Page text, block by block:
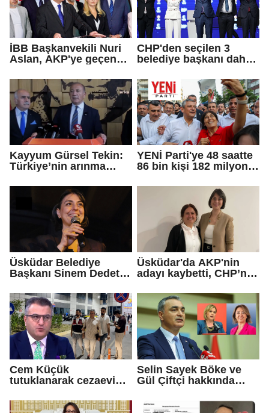
İBB Başkanvekili Nuri
Aslan, AKP'ye geçen
iddialarına yanıt verdi
CHP'den seçilen 3
belediye başkanı daha
Kayyum Gürsel Tekin:
Türkiye’nin arınma
geldiniz...
YENİ Parti'ye 48 saatte
86 bin kişi 182 milyon
Üsküdar Belediye
Başkanı Sinem Dedetaş
Üsküdar'da AKP'nin
adayı kaybetti, CHP’nin
Çetinkaya Başkan
Vekili seçildi
Cem Küçük
tutuklanarak cezaevine
Selin Sayek Böke ve
Gül Çiftçi hakkında
başlatılacak